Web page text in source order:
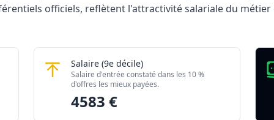
officiels, reflètent l'attractivité salariale du
réseaux informatiques 2026
Montant mensuel brut
informatiquesSalaireExpert / Experte systèmes et réseaux
(9e décile)
Salaire d'entrée constaté dans les 10 %
d'offres les mieux payées.
4583 €